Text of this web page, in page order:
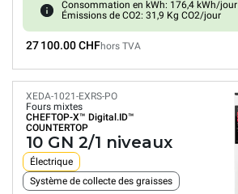
Consommation en kWh: 176,4 kWh/jour
Émissions de CO2: 31,9 Kg CO2/jour
27 100.00 CHFhors TVA
XEDA-1021-EXRS-PO
Fours mixtes
CHEFTOP-X™ Digital.ID™
COUNTERTOP
10 GN 2/1 niveaux
Électrique
Système de collecte des graisses